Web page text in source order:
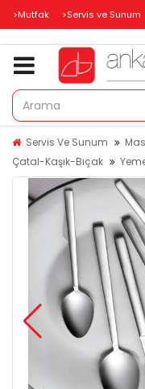
>Mutfak >Servis ve Sunum
Servis Ve Sunum
Çatal-Kaşık-Bıçak